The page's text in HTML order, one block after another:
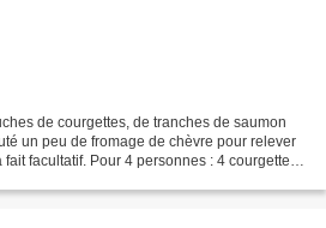
de courgettes, de tranches de saumon
un peu de fromage de chèvre pour relever
facultatif. Pour 4 personnes : 4 courgettes